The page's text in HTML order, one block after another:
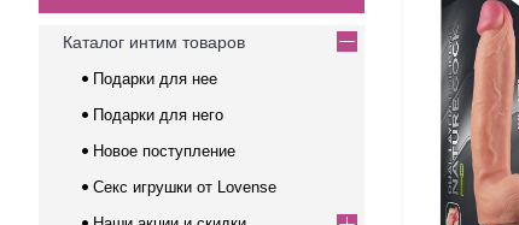
Каталог интим товаров
Подарки для нее
Подарки для него
Новое поступление
Секс игрушки от Lovense